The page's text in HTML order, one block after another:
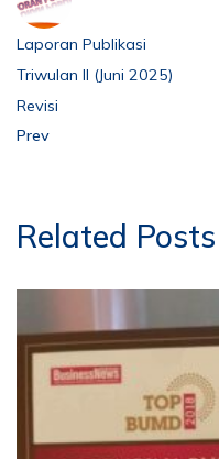
Laporan Publikasi
Triwulan II (Juni 2025)
Revisi
Prev
Related Posts